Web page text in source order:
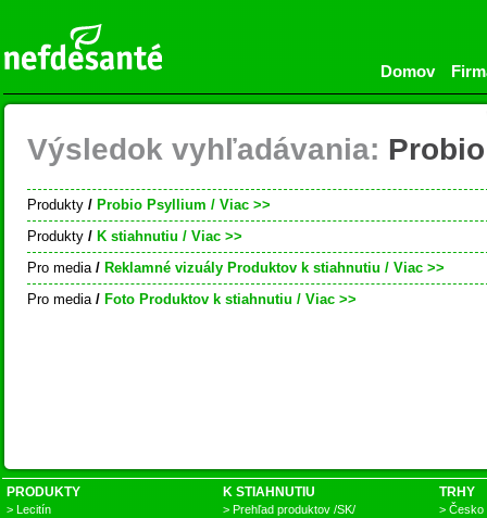
Domov
Výsledok vyhľadávania:
Produkty / Probio Psyllium / Viac >>
Produkty / K stiahnutiu / Viac >>
Pro media/ Reklamné vizuály Produktov k stiahnutiu / Viac >>
Pro media/ Foto Produktov k stiahnutiu / Viac >>
PRODUKTY
> Lecitín
K STIAHNUTIU
> Prehľad produktov /SK/
TRHY
> Česko